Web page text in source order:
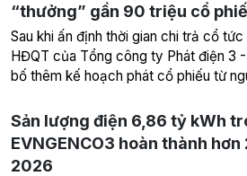
“thưởng” gần 90 triệu cổ
Sau khi ấn định thời gian chi trả cổ
HĐQT của Tổng công ty Phát điện 3
bố thêm kế hoạch phát cổ phiếu từ
Sản lượng điện 6,86 tỷ kWh
EVNGENCO3 hoàn thành hơn
2026